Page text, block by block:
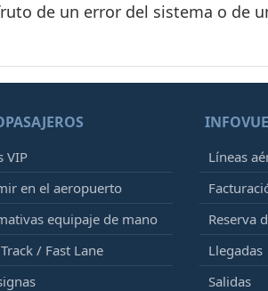
de un error del sistema o de
VIP
en el aeropuerto
equipaje de mano
/ Fast Lane
Líneas
Reserva
Llegadas
Salidas